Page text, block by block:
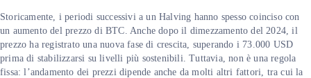
Storicamente, i periodi successivi a un Halving hanno spesso coinciso con
un aumento del prezzo di BTC. Anche dopo il dimezzamento del 2024, il
prezzo ha registrato una nuova fase di crescita, superando i 73.000 USD
prima di stabilizzarsi su livelli più sostenibili. Tuttavia, non è una regola
fissa: l’andamento dei prezzi dipende anche da molti altri fattori, tra cui la